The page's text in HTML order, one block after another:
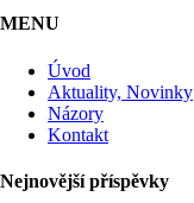
MENU
Úvod
Aktuality, Novinky
Názory
Kontakt
Nejnovější příspěvky